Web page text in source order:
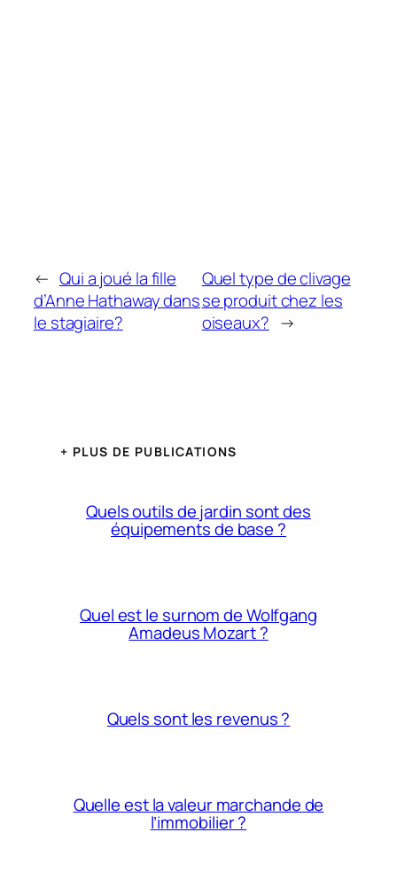
← Qui a joué la fille
d’Anne Hathaway dans
le stagiaire?
Quel type de clivage
se produit chez les
oiseaux? →
+ PLUS DE PUBLICATIONS
Quels outils de jardin sont des
équipements de base ?
Quel est le surnom de Wolfgang
Amadeus Mozart ?
Quels sont les revenus ?
Quelle est la valeur marchande de
l’immobilier ?